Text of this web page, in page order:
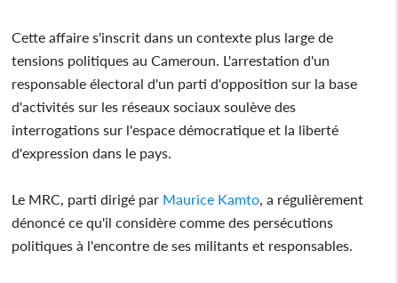
Cette affaire s'inscrit dans un contexte plus large de
tensions politiques au Cameroun. L'arrestation d'un
responsable électoral d'un parti d'opposition sur la base
d'activités sur les réseaux sociaux soulève des
interrogations sur l'espace démocratique et la liberté
d'expression dans le pays.
Le MRC, parti dirigé par Maurice Kamto , a régulièrement
dénoncé ce qu'il considère comme des persécutions
politiques à l'encontre de ses militants et responsables.